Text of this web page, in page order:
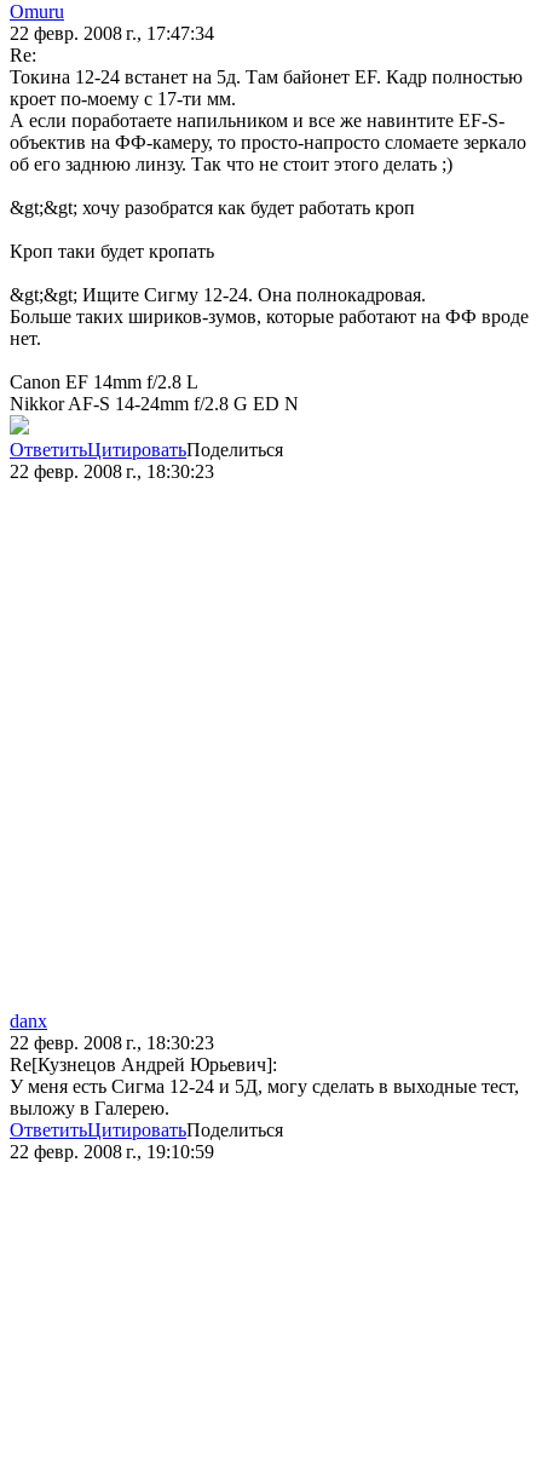
Omuru
22 февр. 2008 г., 17:47:34
Re:
Токина 12-24 встанет на 5д. Там байонет EF. Кадр полностью
кроет по-моему с 17-ти мм.
А если поработаете напильником и все же навинтите EF-S-
объектив на ФФ-камеру, то просто-напросто сломаете зеркало
об его заднюю линзу. Так что не стоит этого делать ;)
&gt;&gt; хочу разобратся как будет работать кроп
Кроп таки будет кропать
&gt;&gt; Ищите Сигму 12-24. Она полнокадровая.
Больше таких шириков-зумов, которые работают на ФФ вроде
нет.
Canon EF 14mm f/2.8 L
Nikkor AF-S 14-24mm f/2.8 G ED N
ОтветитьЦитироватьПоделиться
22 февр. 2008 г., 18:30:23
danx
22 февр. 2008 г., 18:30:23
Re[Кузнецов Андрей Юрьевич]:
У меня есть Сигма 12-24 и 5Д, могу сделать в выходные тест,
выложу в Галерею.
ОтветитьЦитироватьПоделиться
22 февр. 2008 г., 19:10:59